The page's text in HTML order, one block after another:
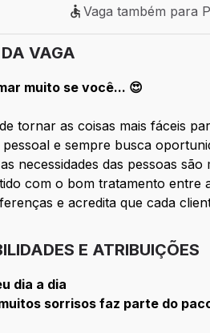
PresencialVaga também para PcD
Vaga também para
VAGA
muito se você... 😍
tornar as coisas mais fáceis
e sempre busca
necessidades das pessoas
com o bom tratamento entre
e acredita que cada
E ATRIBUIÇÕES
dia a dia
sorrisos faz parte do